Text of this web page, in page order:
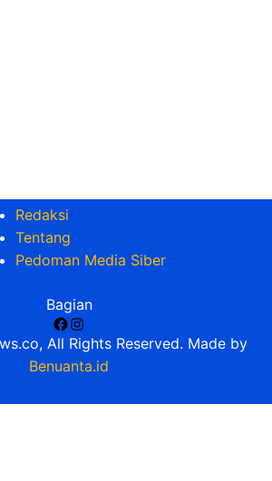
Redaksi
Tentang
Pedoman Media Siber
Bagian
Facebook
Instagram
All Rights Reserved. Made by
Benuanta.id